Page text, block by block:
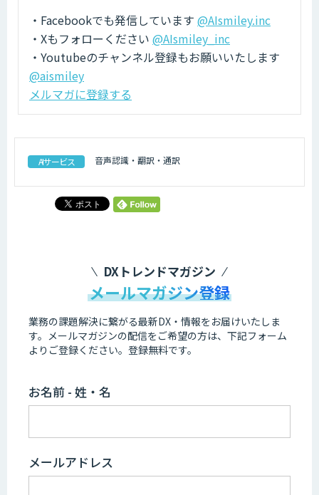
・Facebookでも発信しています @AIsmiley.inc
・Xもフォローください @AIsmiley_inc
・Youtubeのチャンネル登録もお願いいたします
@aismiley
メルマガに登録する
AIサービス 音声認識・翻訳・通訳
DXトレンドマガジン
メールマガジン登録
業務の課題解決に繋がる最新DX・情報をお届けいたしま
す。 メールマガジンの配信をご希望の方は、下記フォーム
よりご登録ください。登録無料です。
お名前 - 姓・名
メールアドレス